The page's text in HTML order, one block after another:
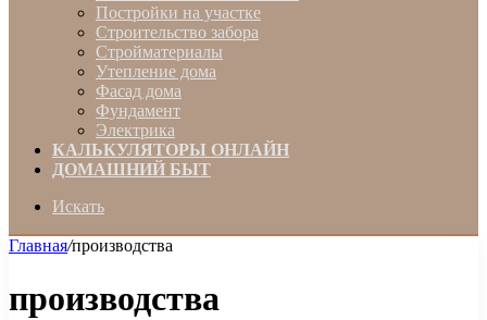
Постройки на участке
Строительство забора
Стройматериалы
Утепление дома
Фасад дома
Фундамент
Электрика
КАЛЬКУЛЯТОРЫ ОНЛАЙН
ДОМАШНИЙ БЫТ
Искать
Главная/производства
производства